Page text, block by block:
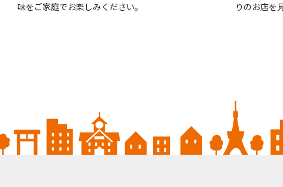
味をご家庭でお楽しみください。
りのお店を